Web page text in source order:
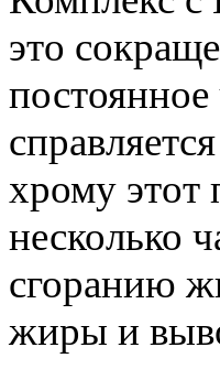
это
хрому этот
несколько
сгоранию
жиры и